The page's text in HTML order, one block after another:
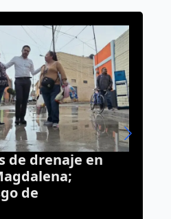
va por elección de
2028; Gobierno
iniciativa de reforma